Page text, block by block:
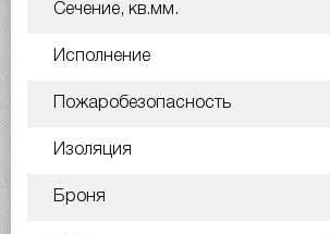
Сечение, кв.мм.
Исполнение
Пожаробезопасность
Изоляция
Броня